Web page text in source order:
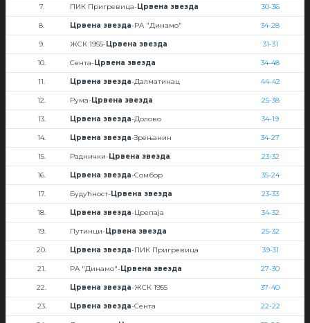
7. ПИК Пригревица-Црвена звезда 30-36
8. Црвена звезда-РА "Динамо" 34-28
9. ЖСК 1955-Црвена звезда 31-31
10. Сента-Црвена звезда 34-48
11. Црвена звезда-Далматинац 44-42
12. Рума-Црвена звезда 25-38
13. Црвена звезда-Долово 34-19
14. Црвена звезда-Зрењанин 34-27
15. Раднички-Црвена звезда 23-32
16. Црвена звезда-Сомбор 35-24
17. Будућност-Црвена звезда 23-33
18. Црвена звезда-Црепаја 34-32
19. Путинци-Црвена звезда 25-32
20. Црвена звезда-ПИК Пригревица 39-31
21. РА "Динамо"-Црвена звезда 27-30
22. Црвена звезда-ЖСК 1955 37-40
23. Црвена звезда-Сента 22-22